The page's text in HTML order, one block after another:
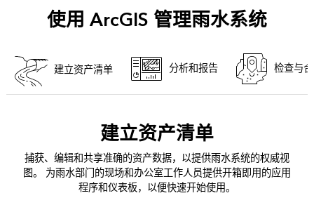
使用 ArcGIS 管理雨水系统
建立资产清单 分析和报告 检查与
建立资产清单
捕获、编辑和共享准确的资产数据，以提供雨水系统的权威视
图。 为雨水部门的现场和办公室工作人员提供开箱即用的应用
程序和仪表板，以便快速开始使用。